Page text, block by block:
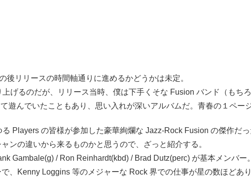
後リリースの時間軸通りに進めるかどうかは未定。
げるのだが、リリース当時、僕は下手くそな Fusion バンド（もち
遊んでいたこともあり、思い入れが深いアルバムだ。青春の１ペー
Players の皆様が参加した豪華絢爛な Jazz-Rock Fusion の傑作だ
ンの違いから来るものかと思うので、ざっと紹介する。
Gambale(g) / Ron Reinhardt(kbd) / Brad Dutz(perc) が基本メンバー
、Kenny Loggins 等のメジャーな Rock 界での仕事が星の数ほどあ